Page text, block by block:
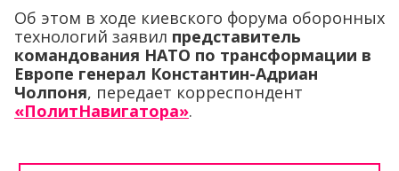
Об этом в ходе киевского форума оборонных
технологий заявил представитель
командования НАТО по трансформации в
Европе генерал Константин-Адриан
Чолпоня, передает корреспондент
«ПолитНавигатора».